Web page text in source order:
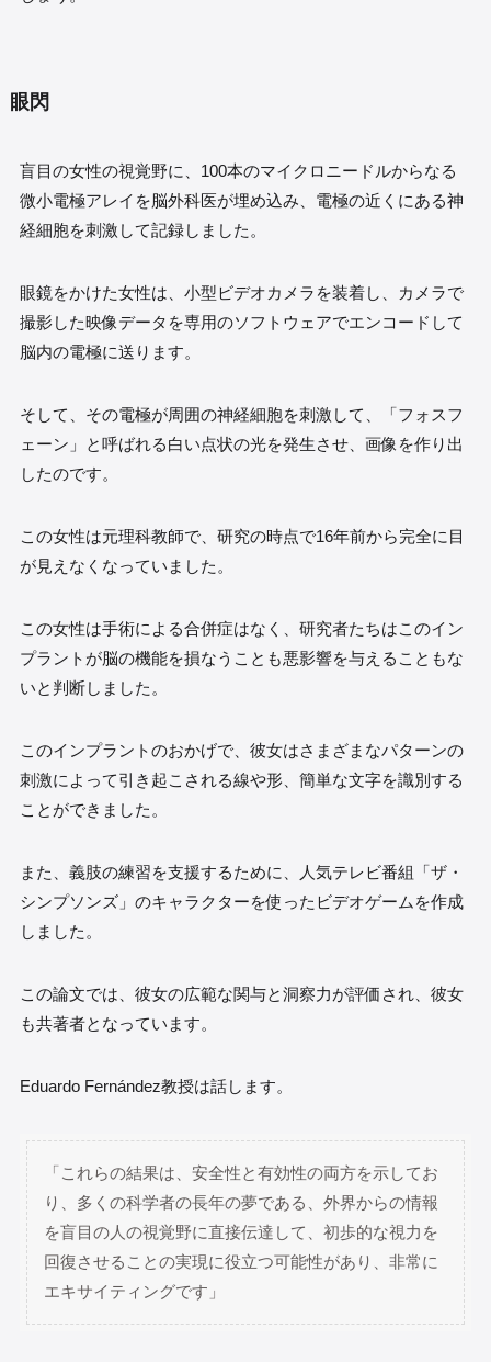
眼閃
盲目の女性の視覚野に、100本のマイクロニードルからなる
微小電極アレイを脳外科医が埋め込み、電極の近くにある神
経細胞を刺激して記録しました。
眼鏡をかけた女性は、小型ビデオカメラを装着し、カメラで
撮影した映像データを専用のソフトウェアでエンコードして
脳内の電極に送ります。
そして、その電極が周囲の神経細胞を刺激して、「フォスフ
ェーン」と呼ばれる白い点状の光を発生させ、画像を作り出
したのです。
この女性は元理科教師で、研究の時点で16年前から完全に目
が見えなくなっていました。
この女性は手術による合併症はなく、研究者たちはこのイン
プラントが脳の機能を損なうことも悪影響を与えることもな
いと判断しました。
このインプラントのおかげで、彼女はさまざまなパターンの
刺激によって引き起こされる線や形、簡単な文字を識別する
ことができました。
また、義肢の練習を支援するために、人気テレビ番組「ザ・
シンプソンズ」のキャラクターを使ったビデオゲームを作成
しました。
この論文では、彼女の広範な関与と洞察力が評価され、彼女
も共著者となっています。
Eduardo Fernández教授は話します。
「これらの結果は、安全性と有効性の両方を示してお
り、多くの科学者の長年の夢である、外界からの情報
を盲目の人の視覚野に直接伝達して、初歩的な視力を
回復させることの実現に役立つ可能性があり、非常に
エキサイティングです」